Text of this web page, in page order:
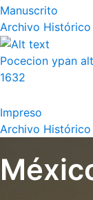
Manuscrito
Archivo
Pocecion ypan
1632
Impreso
Archivo